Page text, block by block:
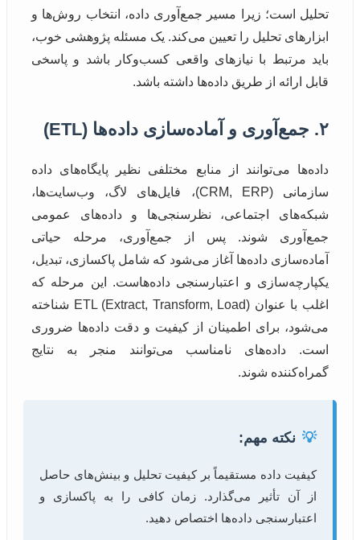
تحلیل است؛ زیرا مسیر جمع‌آوری داده، انتخاب روش‌ها و
ابزارهای تحلیل را تعیین می‌کند. یک مسئله پژوهشی خوب،
باید مرتبط با نیازهای واقعی کسب‌وکار باشد و پاسخی
قابل ارائه از طریق داده‌ها داشته باشد.
۲. جمع‌آوری و آماده‌سازی داده‌ها (ETL)
داده‌ها می‌توانند از منابع مختلفی نظیر پایگاه‌های داده
سازمانی (CRM, ERP)، فایل‌های لاگ، وب‌سایت‌ها،
شبکه‌های اجتماعی، نظرسنجی‌ها و داده‌های عمومی
جمع‌آوری شوند. پس از جمع‌آوری، مرحله حیاتی
آماده‌سازی داده‌ها آغاز می‌شود که شامل پاکسازی، تبدیل،
یکپارچه‌سازی و اعتبارسنجی داده‌هاست. این مرحله که
اغلب با عنوان ETL (Extract, Transform, Load) شناخته
می‌شود، برای اطمینان از کیفیت و دقت داده‌ها ضروری
است. داده‌های نامناسب می‌توانند منجر به نتایج
گمراه‌کننده شوند.
💡 نکته مهم:
کیفیت داده مستقیماً بر کیفیت تحلیل و بینش‌های حاصل
از آن تأثیر می‌گذارد. زمان کافی را به پاکسازی و
اعتبارسنجی داده‌ها اختصاص دهید.